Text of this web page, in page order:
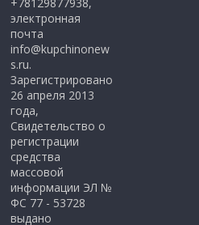
электронная
почта
info@kupchinonew
s.ru.
Зарегистрировано
26 апреля 2013
года,
Свидетельство о
регистрации
средства
массовой
информации ЭЛ №
ФС 77 - 53728
выдано